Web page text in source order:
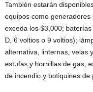
También estarán
equipos como
exceda los $3,000; baterías
D, 6 voltios o 9 voltios);
alternativa, linternas, velas
estufas y hornillas de gas;
de incendio y botiquines de